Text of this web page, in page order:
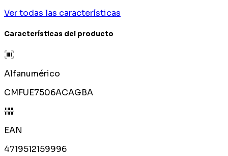
Ver todas las características
Características del producto
Alfanumérico
CMFUE7506ACAGBA
EAN
4719512159996